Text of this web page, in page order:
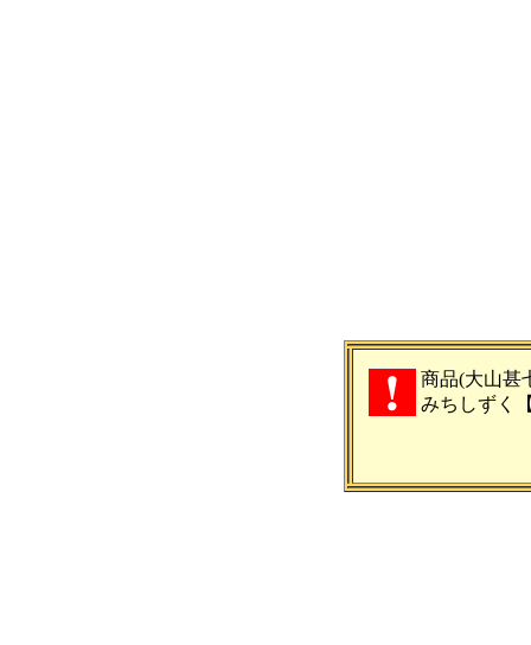
商品(大山甚
みちしずく